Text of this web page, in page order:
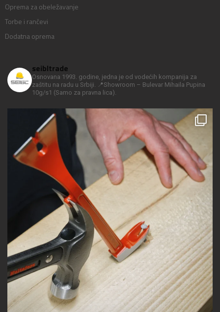
Oprema za obeležavanje
Torbe i rančevi
Dodatna oprema
seibltrade
Osnovana 1993. godine, jedna je od vodećih kompanija za
zaštitu na radu u Srbiji.
📍Showroom – Bulevar Mihaila Pupina
10g/s1 (Samo za pravna lica).